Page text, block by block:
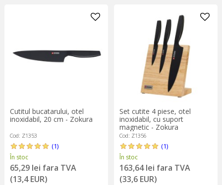
Cutitul bucatarului, otel
inoxidabil, 20 cm - Zokura
Cod: Z1353
(1)
În stoc
65,29 lei fara TVA
(13,4 EUR)
Set cutite 4 piese, otel
inoxidabil, cu suport
magnetic - Zokura
Cod: Z1356
(1)
În stoc
163,64 lei fara TVA
(33,6 EUR)